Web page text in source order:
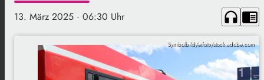
13. März 2025 · 06:30 Uhr headphones chrome_reader_mode
Symbolbild/etfoto/stock.adobe.com